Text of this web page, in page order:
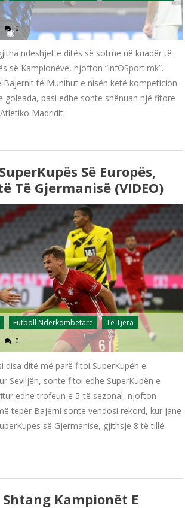
0
ndeshjet e ditës së sotme në kuadër të
së Kampionëve, njofton “infOSport.mk”.
Bajernit të Munihut e nisën këtë kompeticion
goleada, pasi edhe sonte shënuan një fitore
Madridit.
Së Europës,
Të Gjermanisë (VIDEO)
Futboll Ndërkombëtarë Të Tjera
0
disa ditë më parë fitoi SuperKupën e
Seviljën, sonte fitoi edhe SuperKupën e
edhe trofeun e 5-të sezonal, njofton
tepër Bajerni sonte vendosi rekord, kur janë
së Gjermanisë, gjithsje 8 të tillë.
Kampionët E